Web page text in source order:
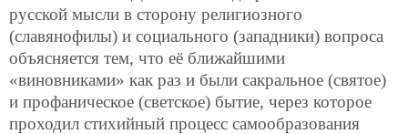
русской мысли в сторону религиозного
(славянофилы) и социального (западники) вопроса
объясняется тем, что её ближайшими
«виновниками» как раз и были сакральное (святое)
и профаническое (светское) бытие, через которое
проходил стихийный процесс самообразования